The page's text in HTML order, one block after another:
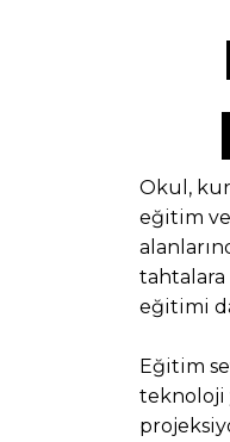
Okul,
eğitim
tahtalara
eğitimi
Eğitim
teknoloji